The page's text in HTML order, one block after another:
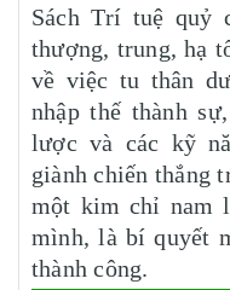
Sách Trí tuệ quỷ
thượng, trung, hạ
về việc tu thân
nhập thế thành
lược và các kỹ
giành chiến thắng
một kim chỉ nam
mình, là bí quyết
thành công.